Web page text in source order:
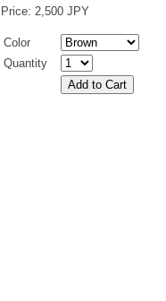
Price: 2,500 JPY
Color
Quantity